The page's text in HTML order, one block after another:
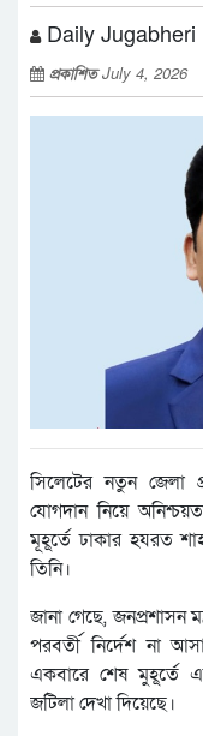
Daily Jugabheri
প্রকাশিতJuly 4, 2026
সিলেটের নতুন জেলা
যোগদান নিয়ে
মূহূর্তে ঢাকার হযরত
তিনি।
জানা গেছে, জনপ্রশাসন
পরবর্তী নির্দেশ না
একবারে শেষ মুহূর্তে
জটিলা দেখা দিয়েছে।